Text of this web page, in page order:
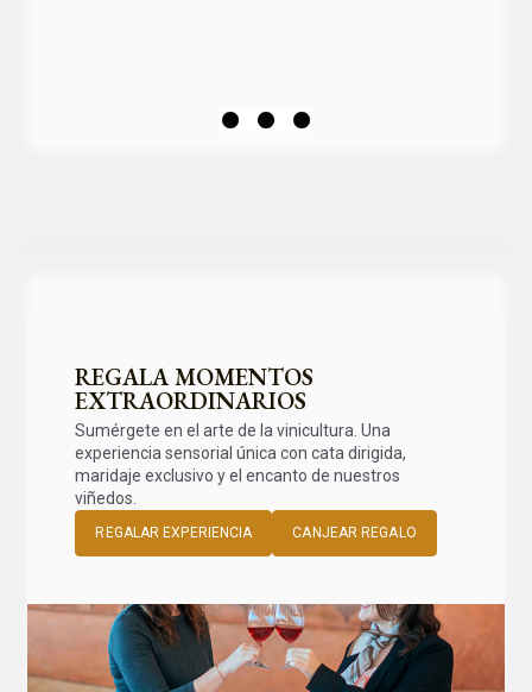
REGALA MOMENTOS
EXTRAORDINARIOS
Sumérgete en el arte de la vinicultura. Una
experiencia sensorial única con cata dirigida,
maridaje exclusivo y el encanto de nuestros
viñedos.
REGALAR EXPERIENCIA CANJEAR REGALO